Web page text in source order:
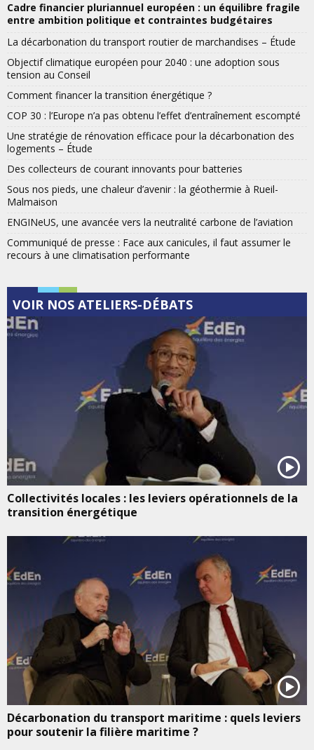
Cadre financier pluriannuel européen : un équilibre fragile
entre ambition politique et contraintes budgétaires
La décarbonation du transport routier de marchandises – Étude
Objectif climatique européen pour 2040 : une adoption sous
tension au Conseil
Comment financer la transition énergétique ?
COP 30 : l’Europe n’a pas obtenu l’effet d’entraînement escompté
Une stratégie de rénovation efficace pour la décarbonation des
logements – Étude
Des collecteurs de courant innovants pour batteries
Sous nos pieds, une chaleur d’avenir : la géothermie à Rueil-
Malmaison
ENGINeUS, une avancée vers la neutralité carbone de l’aviation
Communiqué de presse : Face aux canicules, il faut assumer le
recours à une climatisation performante
VOIR NOS ATELIERS-DÉBATS
Collectivités locales : les leviers opérationnels de la
transition énergétique
Décarbonation du transport maritime : quels leviers
pour soutenir la filière maritime ?